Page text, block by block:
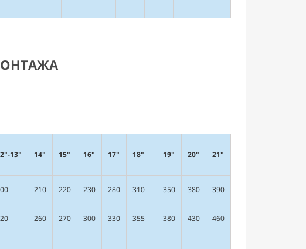
13" 14" 15" 16" 17" 18" 19" 20" 21"
210 220 230 280 310 350 380 390
260 270 300 330 355 380 430 460